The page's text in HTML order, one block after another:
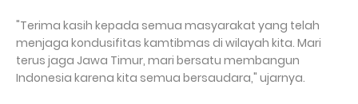
"Terima kasih kepada semua masyarakat yang telah
menjaga kondusifitas kamtibmas di wilayah kita. Mari
terus jaga Jawa Timur, mari bersatu membangun
Indonesia karena kita semua bersaudara," ujarnya.